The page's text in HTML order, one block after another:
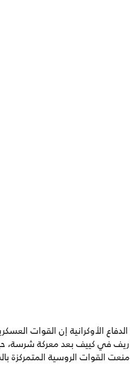
الدفاع الأوكرانية إن القوات
في كييف بعد معركة شرسة،
القوات الروسية المتمركزة